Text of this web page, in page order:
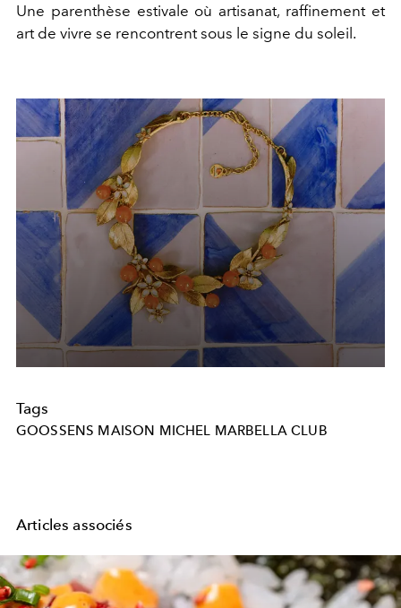
Une parenthèse estivale où artisanat, raffinement et
art de vivre se rencontrent sous le signe du soleil.
Tags
GOOSSENS MAISON MICHEL MARBELLA CLUB
Articles associés